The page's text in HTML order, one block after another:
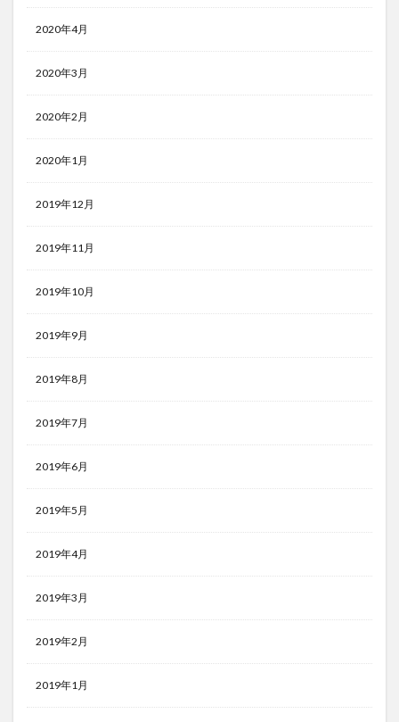
2020年4月
2020年3月
2020年2月
2020年1月
2019年12月
2019年11月
2019年10月
2019年9月
2019年8月
2019年7月
2019年6月
2019年5月
2019年4月
2019年3月
2019年2月
2019年1月